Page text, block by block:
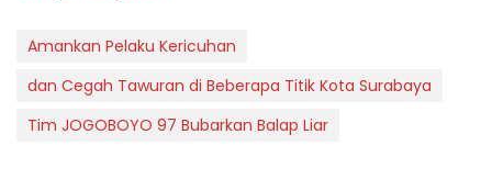
Amankan Pelaku Kericuhan
dan Cegah Tawuran di Beberapa Titik Kota Surabaya
Tim JOGOBOYO 97 Bubarkan Balap Liar